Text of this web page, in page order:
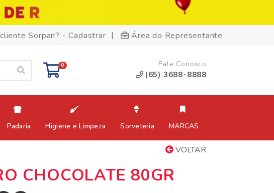
Sorpan? - Cadastrar | Área do Representante
0 Fale Conosco
(65) 3688-8888
Padaria Higiene e Limpeza Sorveteria MARCAS
VOLTAR
CHOCOLATE 80GR